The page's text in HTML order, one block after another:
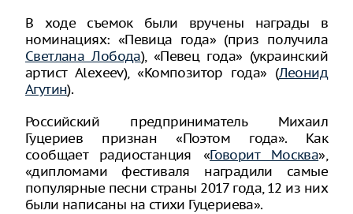
В ходе съемок были вручены награды в
номинациях: «Певица года» (приз получила
Светлана Лобода), «Певец года» (украинский
артист Alexeev), «Композитор года» (Леонид
Агутин).
Российский предприниматель Михаил
Гуцериев признан «Поэтом года». Как
сообщает радиостанция «Говорит Москва»,
«дипломами фестиваля наградили самые
популярные песни страны 2017 года, 12 из них
были написаны на стихи Гуцериева».